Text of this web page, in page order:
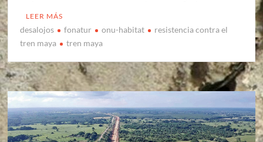
LEER MÁS
desalojos fonatur onu-habitat
resistencia contra el
tren maya
tren maya